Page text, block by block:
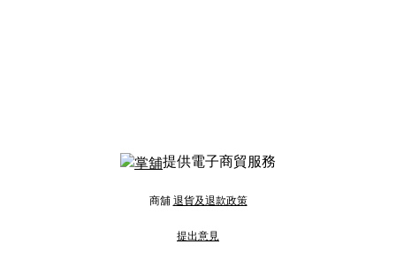
提供電子商貿服務
商舖 退貨及退款政策
提出意見